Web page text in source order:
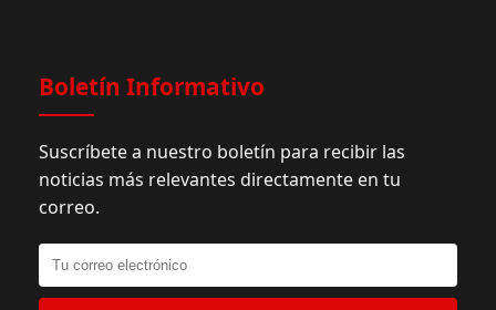
Boletín Informativo
Suscríbete a nuestro boletín para recibir las
noticias más relevantes directamente en tu
correo.